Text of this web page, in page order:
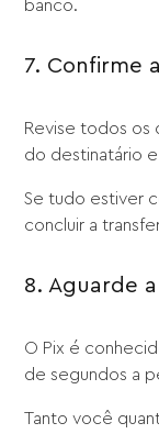
banco.
7. Confirme
Revise todos os
do destinatário e
Se tudo estiver
concluir a
8. Aguarde
O Pix é
de segundos a
Tanto você